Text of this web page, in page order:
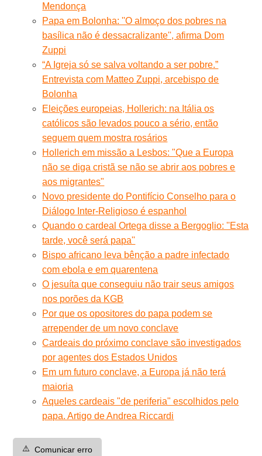
Mendonça
Papa em Bolonha: ''O almoço dos pobres na
basílica não é dessacralizante'', afirma Dom
Zuppi
“A Igreja só se salva voltando a ser pobre.”
Entrevista com Matteo Zuppi, arcebispo de
Bolonha
Eleições europeias, Hollerich: na Itália os
católicos são levados pouco a sério, então
seguem quem mostra rosários
Hollerich em missão a Lesbos: "Que a Europa
não se diga cristã se não se abrir aos pobres e
aos migrantes"
Novo presidente do Pontifício Conselho para o
Diálogo Inter-Religioso é espanhol
Quando o cardeal Ortega disse a Bergoglio: ''Esta
tarde, você será papa''
Bispo africano leva bênção a padre infectado
com ebola e em quarentena
O jesuíta que conseguiu não trair seus amigos
nos porões da KGB
Por que os opositores do papa podem se
arrepender de um novo conclave
Cardeais do próximo conclave são investigados
por agentes dos Estados Unidos
Em um futuro conclave, a Europa já não terá
maioria
Aqueles cardeais "de periferia" escolhidos pelo
papa. Artigo de Andrea Riccardi
⚠️ Comunicar erro